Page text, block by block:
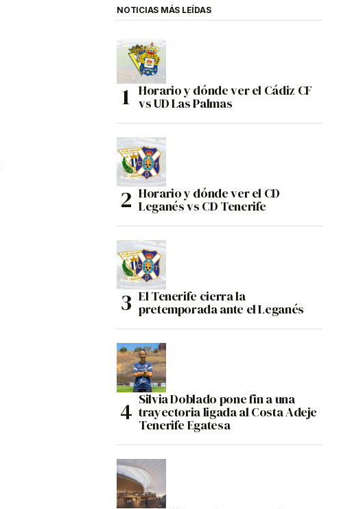
NOTICIAS MÁS LEÍDAS
Horario y dónde ver el Cádiz CF
vs UD Las Palmas
Horario y dónde ver el CD
Leganés vs CD Tenerife
El Tenerife cierra la
pretemporada ante el Leganés
Silvia Doblado pone fin a una
trayectoria ligada al Costa Adeje
Tenerife Egatesa